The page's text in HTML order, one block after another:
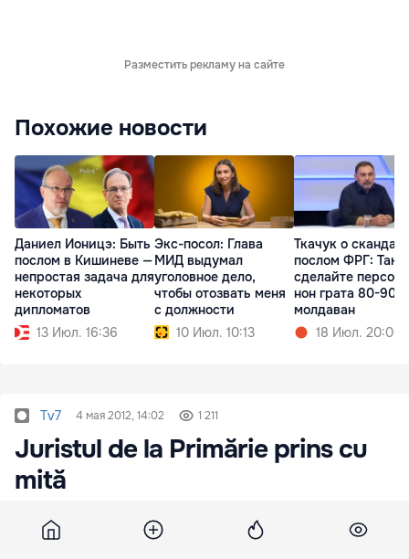
Разместить рекламу на сайте
Похожие новости
Даниел Ионицэ: Быть
послом в Кишиневе —
непростая задача для
некоторых
дипломатов
13 Июл. 16:36
Экс-посол: Глава
МИД выдумал
уголовное дело,
чтобы отозвать меня
с должности
10 Июл. 10:13
Ткачук о
послом ФРГ: Так
сделайте
нон грата 80-90%
молдаван
18 Июл. 20:00
Tv7 4 мая 2012, 14:02 1 211
Juristul de la Primărie prins cu
mită
10 mii de euro. Atat a perceput drept mită, un
jurist din cadrul Primariei de la un agent